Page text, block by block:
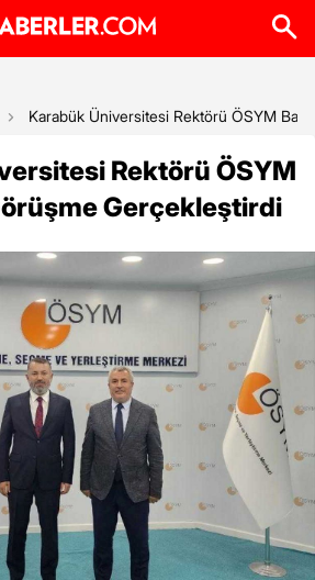
Karabük Üniversitesi Rektörü ÖSYM
Rektörü ÖSYM
Gerçekleştirdi